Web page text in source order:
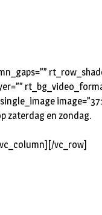
zaterdag en zondag.
vc_row]